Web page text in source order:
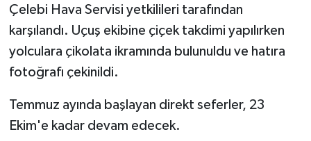
Çelebi Hava Servisi yetkilileri tarafından
karşılandı. Uçuş ekibine çiçek takdimi yapılırken
yolculara çikolata ikramında bulunuldu ve hatıra
fotoğrafı çekinildi.
Temmuz ayında başlayan direkt seferler, 23
Ekim'e kadar devam edecek.